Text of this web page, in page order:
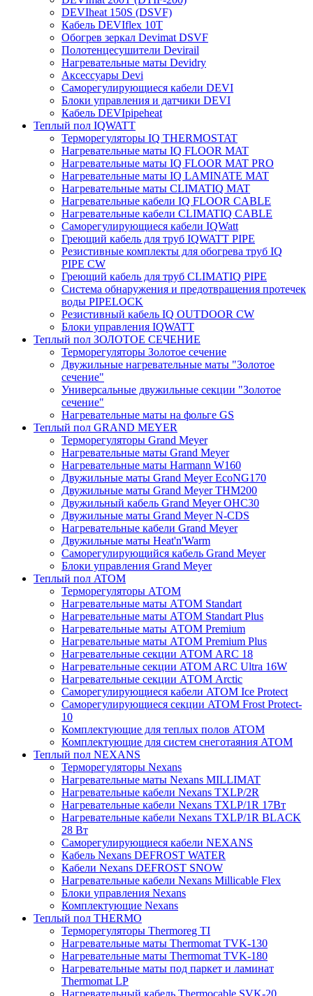
DEVIheat 150S (DSVF)
Кабель DEVIflex 10T
Обогрев зеркал Devimat DSVF
Полотенцесушители Devirail
Нагревательные маты Devidry
Аксессуары Devi
Саморегулирующиеся кабели DEVI
Блоки управления и датчики DEVI
Кабель DEVIpipeheat
Теплый пол IQWATT
Терморегуляторы IQ THERMOSTAT
Нагревательные маты IQ FLOOR MAT
Нагревательные маты IQ FLOOR MAT PRO
Нагревательные маты IQ LAMINATE MAT
Нагревательные маты CLIMATIQ MAT
Нагревательные кабели IQ FLOOR CABLE
Нагревательные кабели CLIMATIQ CABLE
Саморегулирующиеся кабели IQWatt
Греющий кабель для труб IQWATT PIPE
Резистивные комплекты для обогрева труб IQ
PIPE CW
Греющий кабель для труб CLIMATIQ PIPE
Система обнаружения и предотвращения протечек
воды PIPELOCK
Резистивный кабель IQ OUTDOOR CW
Блоки управления IQWATT
Теплый пол ЗОЛОТОЕ СЕЧЕНИЕ
Терморегуляторы Золотое сечение
Двужильные нагревательные маты "Золотое
сечение"
Универсальные двужильные секции "Золотое
сечение"
Нагревательные маты на фольге GS
Теплый пол GRAND MEYER
Терморегуляторы Grand Meyer
Нагревательные маты Grand Meyer
Нагревательные маты Harmann W160
Двужильные маты Grand Meyer EcoNG170
Двужильные маты Grand Meyer THM200
Двужильный кабель Grand Meyer OHC30
Двужильные маты Grand Meyer N-CDS
Нагревательные кабели Grand Meyer
Двужильные маты Heat'n'Warm
Саморегулирующийся кабель Grand Meyer
Блоки управления Grand Meyer
Теплый пол ATOM
Терморегуляторы АТОМ
Нагревательные маты АТОМ Standart
Нагревательные маты АТОМ Standart Plus
Нагревательные маты АТОМ Premium
Нагревательные маты АТОМ Premium Plus
Нагревательные секции АТОМ ARC 18
Нагревательные секции ATOM ARC Ultra 16W
Нагревательные секции АТОМ Arctic
Саморегулирующиеся кабели ATOM Ice Protect
Саморегулирующиеся секции ATOM Frost Protect-
10
Комплектующие для теплых полов ATOM
Комплектующие для систем снеготаяния ATOM
Теплый пол NEXANS
Терморегуляторы Nexans
Нагревательные маты Nexans MILLIMAT
Нагревательные кабели Nexans TXLP/2R
Нагревательные кабели Nexans TXLP/1R 17Вт
Нагревательные кабели Nexans TXLP/1R BLACK
28 Вт
Саморегулирующиеся кабели NEXANS
Кабель Nexans DEFROST WATER
Кабели Nexans DEFROST SNOW
Нагревательные кабели Nexans Millicable Flex
Блоки управления Nexans
Комплектующие Nexans
Теплый пол THERMO
Терморегуляторы Thermoreg TI
Нагревательные маты Thermomat TVK-130
Нагревательные маты Thermomat TVK-180
Нагревательные маты под паркет и ламинат
Thermomat LP
Нагревательный кабель Thermocable SVK-20